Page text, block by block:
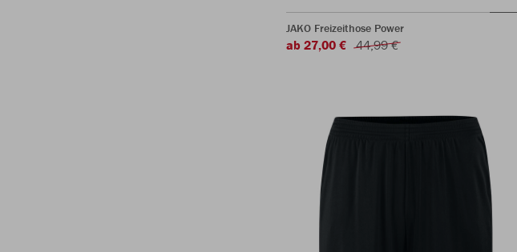
JAKO Freizeithose Power
ab 27,00 € 44,99 €